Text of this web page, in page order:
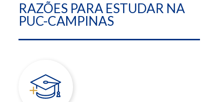
RAZÕES PARA ESTUDAR NA
PUC-CAMPINAS